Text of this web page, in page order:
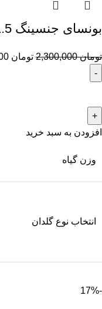
بونسای جنسینگ 1.5 کیلوگرم
تومان2,300,000 تومان
افزودن به سبد خرید
وزن گیاه
انتخاب نوع گلدان
-17%